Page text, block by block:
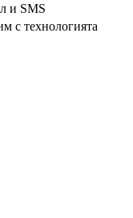
и SMS
с технологията